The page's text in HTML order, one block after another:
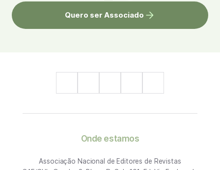
Quero ser Associado
Onde estamos
Associação Nacional de Editores de Revistas